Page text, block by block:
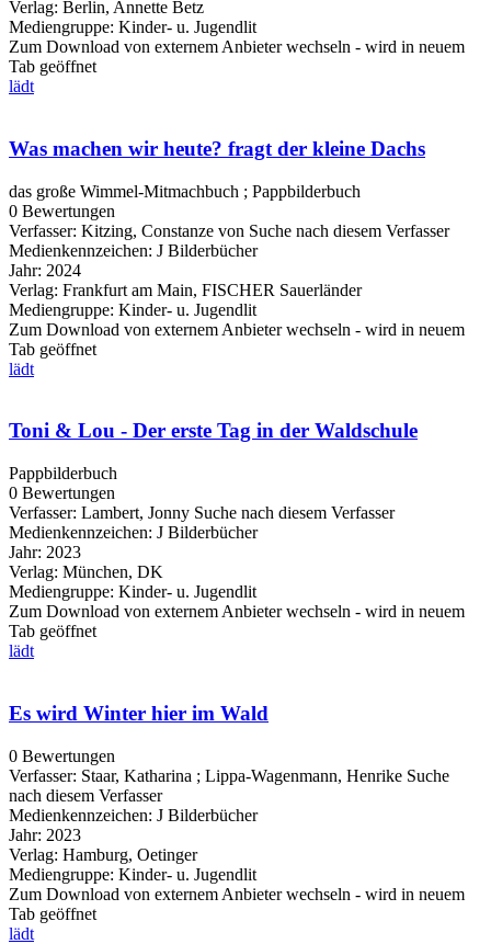
Verlag: Berlin, Annette Betz
Mediengruppe: Kinder- u. Jugendlit
Zum Download von externem Anbieter wechseln - wird in neuem
Tab geöffnet
lädt
Was machen wir heute? fragt der kleine Dachs
das große Wimmel-Mitmachbuch ; Pappbilderbuch
0 Bewertungen
Verfasser: Kitzing, Constanze von Suche nach diesem Verfasser
Medienkennzeichen: J Bilderbücher
Jahr: 2024
Verlag: Frankfurt am Main, FISCHER Sauerländer
Mediengruppe: Kinder- u. Jugendlit
Zum Download von externem Anbieter wechseln - wird in neuem
Tab geöffnet
lädt
Toni & Lou - Der erste Tag in der Waldschule
Pappbilderbuch
0 Bewertungen
Verfasser: Lambert, Jonny Suche nach diesem Verfasser
Medienkennzeichen: J Bilderbücher
Jahr: 2023
Verlag: München, DK
Mediengruppe: Kinder- u. Jugendlit
Zum Download von externem Anbieter wechseln - wird in neuem
Tab geöffnet
lädt
Es wird Winter hier im Wald
0 Bewertungen
Verfasser: Staar, Katharina ; Lippa-Wagenmann, Henrike Suche
nach diesem Verfasser
Medienkennzeichen: J Bilderbücher
Jahr: 2023
Verlag: Hamburg, Oetinger
Mediengruppe: Kinder- u. Jugendlit
Zum Download von externem Anbieter wechseln - wird in neuem
Tab geöffnet
lädt